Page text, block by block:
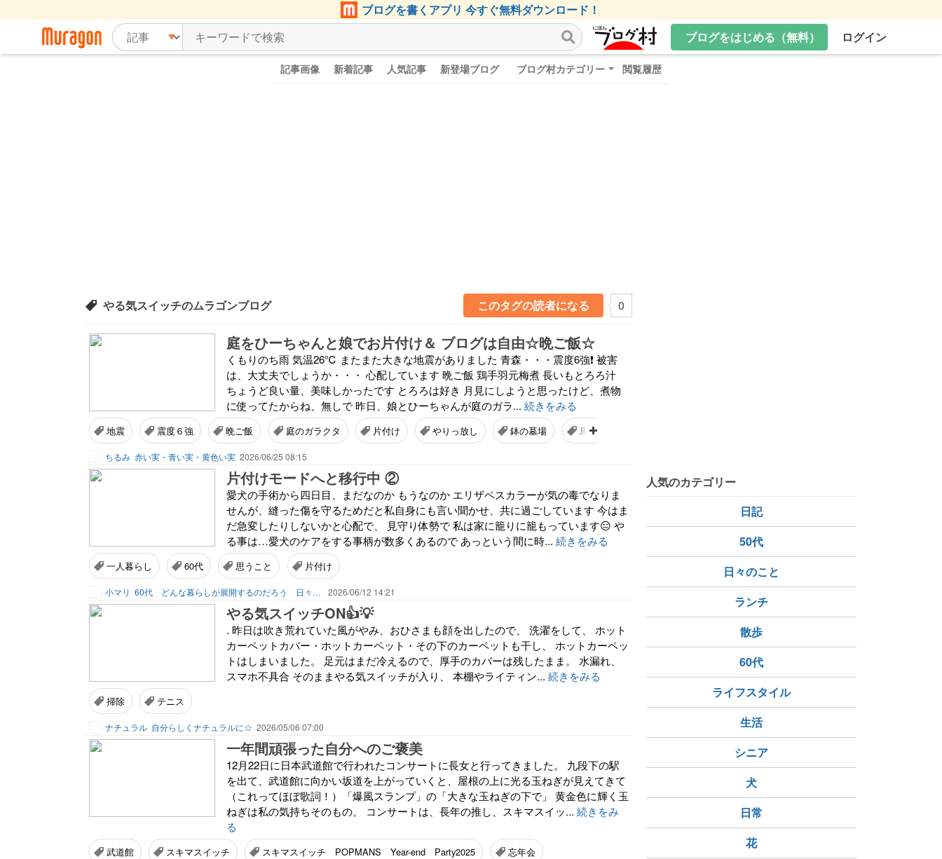
ブログを書くアプリ 今すぐ無料ダウンロード！
ブログをはじめる（無料）
ログイン
記事画像 新着記事 人気記事 新登場ブログ ブログ村カテゴリー 閲覧履歴
やる気スイッチのムラゴンブログ このタグの読者になる 0
庭をひーちゃんと娘でお片付け＆ ブログは自由☆晩ご飯☆
くもりのち雨 気温26℃ またまた大きな地震がありました 青森・・・震度6強❗ 被害
は、大丈夫でしょうか・・・ 心配しています 晩ご飯 鶏手羽元梅煮 長いもとろろ汁
ちょうど良い量、美味しかったです とろろは好き 月見にしようと思ったけど、煮物
に使ってたからね、無しで 昨日、娘とひーちゃんが庭のガラ... 続きをみる
地震 震度６強 晩ご飯 庭のガラクタ 片付け やりっ放し 鉢の墓場 馬鹿正直
ちるみ 赤い実・青い実・黄色い実 2026/06/25 08:15
片付けモードへと移行中 ②
愛犬の手術から四日目、まだなのか もうなのか エリザベスカラーが気の毒でなりま
せんが、縫った傷を守るためだと私自身にも言い聞かせ、共に過ごしています 今はま
だ急変したりしないかと心配で、 見守り体勢で 私は家に籠りに籠もっています😑 や
る事は…愛犬のケアをする事柄が数多くあるので あっという間に時... 続きをみる
一人暮らし 60代 思うこと 片付け
小マリ 60代 どんな暮らしが展開するのだろう 日々の生活を楽しむように歩みたい 2026/06/12 14:21
やる気スイッチON👍💡
. 昨日は吹き荒れていた風がやみ、おひさまも顔を出したので、 洗濯をして、 ホット
カーペットカバー・ホットカーペット・その下のカーペットも干し、 ホットカーペッ
トはしまいました。 足元はまだ冷えるので、厚手のカバーは残したまま。 水漏れ、
スマホ不具合 そのままやる気スイッチが入り、 本棚やライティン... 続きをみる
掃除 テニス
ナチュラル 自分らしくナチュラルに☆ 2026/05/06 07:00
一年間頑張った自分へのご褒美
12月22日に日本武道館で行われたコンサートに長女と行ってきました。 九段下の駅
を出て、武道館に向かい坂道を上がっていくと、屋根の上に光る玉ねぎが見えてきて
（これってほぼ歌詞！）「爆風スランプ」の「大きな玉ねぎの下で」 黄金色に輝く玉
ねぎは私の気持ちそのもの。 コンサートは、長年の推し、スキマスイッ... 続きをみ
る
武道館 スキマスイッチ スキマスイッチ POPMANS Year-end Party2025 忘年会
人気のカテゴリー
日記
50代
日々のこと
ランチ
散歩
60代
ライフスタイル
生活
シニア
犬
日常
花